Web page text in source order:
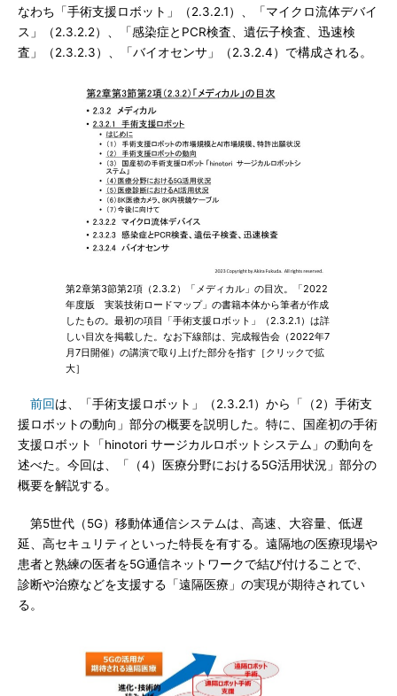
なわち「手術支援ロボット」（2.3.2.1）、「マイクロ流体デバイ
ス」（2.3.2.2）、「感染症とPCR検査、遺伝子検査、迅速検
査」（2.3.2.3）、「バイオセンサ」（2.3.2.4）で構成される。
第2章第3節第2項（2.3.2）「メディカル」の目次。「2022
年度版 実装技術ロードマップ」の書籍本体から筆者が作成
したもの。最初の項目「手術支援ロボット」（2.3.2.1）は詳
しい目次を掲載した。なお下線部は、完成報告会（2022年7
月7日開催）の講演で取り上げた部分を指す［クリックで拡
大］
前回は、「手術支援ロボット」（2.3.2.1）から「（2）手術支
援ロボットの動向」部分の概要を説明した。特に、国産初の手術
支援ロボット「hinotori サージカルロボットシステム」の動向を
述べた。今回は、「（4）医療分野における5G活用状況」部分の
概要を解説する。
第5世代（5G）移動体通信システムは、高速、大容量、低遅
延、高セキュリティといった特長を有する。遠隔地の医療現場や
患者と熟練の医者を5G通信ネットワークで結び付けることで、
診断や治療などを支援する「遠隔医療」の実現が期待されてい
る。